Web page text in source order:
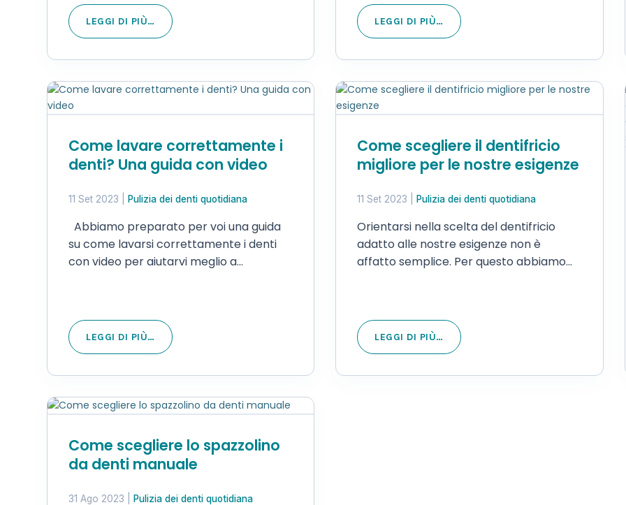
possibile intervenire sulle lesioni cariose
in fase iniziale, chiamate in
LEGGI DI PIÙ…
Formenti Paolo Jacopo in…
LEGGI DI PIÙ…
Come lavare correttamente i
denti? Una guida con video
11 Set 2023 Pulizia dei denti quotidiana
Abbiamo preparato per voi una guida
su come lavarsi correttamente i denti
con video per aiutarvi meglio a
l’istruzione alla corretta…
LEGGI DI PIÙ…
Come scegliere il dentifricio
migliore per le nostre esigenze
11 Set 2023 Pulizia dei denti quotidiana
Orientarsi nella scelta del dentifricio
adatto alle nostre esigenze non è
affatto semplice. Per questo abbiamo
Autore: Beatrice Castiglioni Revisionato…
LEGGI DI PIÙ…
Come scegliere lo spazzolino
da denti manuale
31 Ago 2023 Pulizia dei denti quotidiana